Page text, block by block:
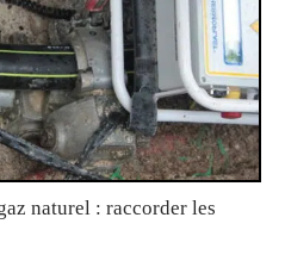
naturel : raccorder les